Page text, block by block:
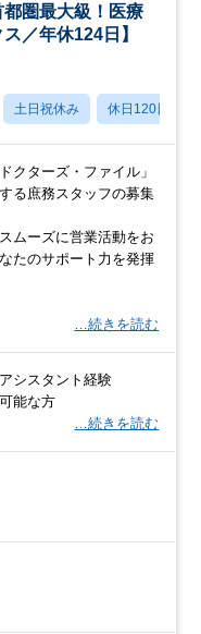
圏最大級！医療
／年休124日】
土日祝休み 休日120日以上
クターズ・ファイル」
る庶務スタッフの募集
ムーズに営業活動をお
たのサポート力を発揮
…続きを読む
シスタント経験
能な方
…続きを読む